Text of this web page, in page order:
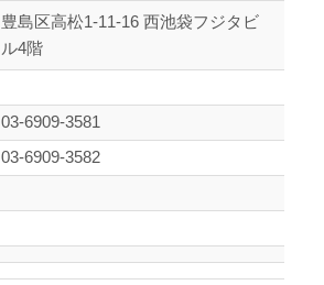
豊島区高松1-11-16 西池袋フジタビ
ル4階
03-6909-3581
03-6909-3582